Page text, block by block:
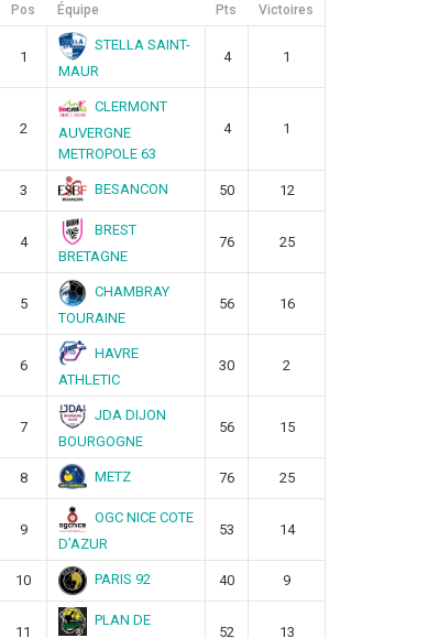
Pos Équipe Pts Victoires
1
STELLA SAINT-
MAUR
4 1
2
CLERMONT
AUVERGNE
METROPOLE 63
4 1
3 BESANCON 50 12
4
BREST
BRETAGNE
76 25
5
CHAMBRAY
TOURAINE
56 16
6
HAVRE
ATHLETIC
30 2
7
JDA DIJON
BOURGOGNE
56 15
8 METZ 76 25
9
OGC NICE COTE
D’AZUR
53 14
10 PARIS 92 40 9
11
PLAN DE
52 13